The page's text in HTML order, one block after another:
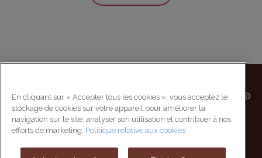
En cliquant sur « Accepter tous les cookies », vous acceptez le
stockage de cookies sur votre appareil pour améliorer la
navigation sur le site, analyser son utilisation et contribuer à nos
efforts de marketing. Politique relative aux cookies